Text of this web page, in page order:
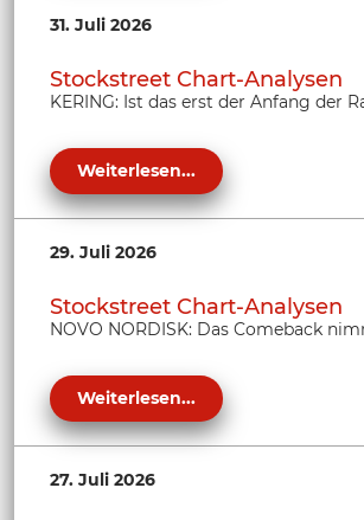
31. Juli 2026
Stockstreet Chart-Analysen
KERING: Ist das erst der Anfang der
Weiterlesen...
29. Juli 2026
Stockstreet Chart-Analysen
NOVO NORDISK: Das Comeback
Weiterlesen...
27. Juli 2026